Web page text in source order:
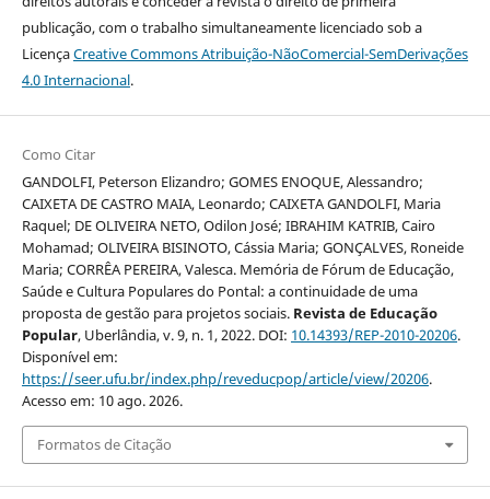
publicação, com o trabalho simultaneamente licenciado sob a
LicençaCreative Commons Atribuição-NãoComercial-SemDerivações
4.0 Internacional.
Como Citar
GANDOLFI, Peterson Elizandro; GOMES ENOQUE, Alessandro;
CAIXETA DE CASTRO MAIA, Leonardo; CAIXETA GANDOLFI, Maria
Raquel; DE OLIVEIRA NETO, Odilon José; IBRAHIM KATRIB, Cairo
Mohamad; OLIVEIRA BISINOTO, Cássia Maria; GONÇALVES, Roneide
Maria; CORRÊA PEREIRA, Valesca. Memória de Fórum de Educação,
Saúde e Cultura Populares do Pontal: a continuidade de uma
proposta de gestão para projetos sociais. Revista de Educação
Popular, Uberlândia, v. 9, n. 1, 2022. DOI: 10.14393/REP-2010-20206.
Disponível em:
https://seer.ufu.br/index.php/reveducpop/article/view/20206.
Acesso em: 10 ago. 2026.
Formatos de Citação